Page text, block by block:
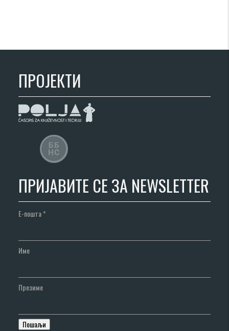
ПРОЈЕКТИ
ПРИЈАВИТЕ СЕ ЗА NEWSLETTER
Е-пошта*
Име
Презиме